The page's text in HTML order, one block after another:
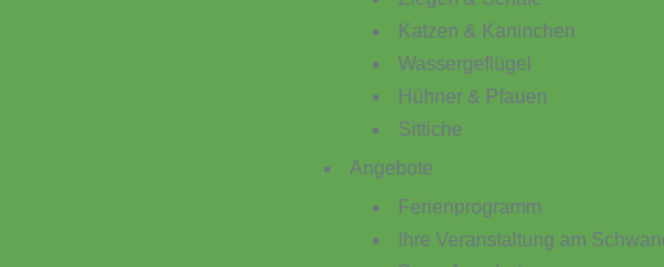
Katzen & Kaninchen
Wassergeflügel
Hühner & Pfauen
Sittiche
Angebote
Ferienprogramm
Ihre Veranstaltung am